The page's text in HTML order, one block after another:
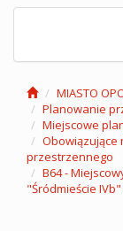
MIASTO
Planowanie
Miejscowe
przestrzennego
B64 -
"Śródmieście